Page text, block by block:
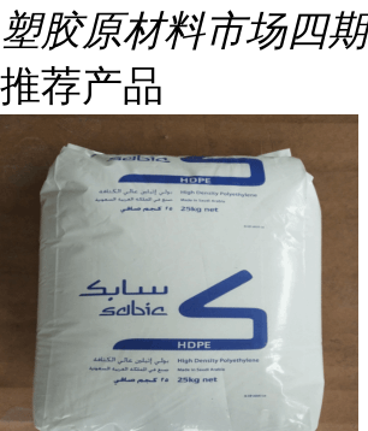
塑胶原材料市场四
推荐产品